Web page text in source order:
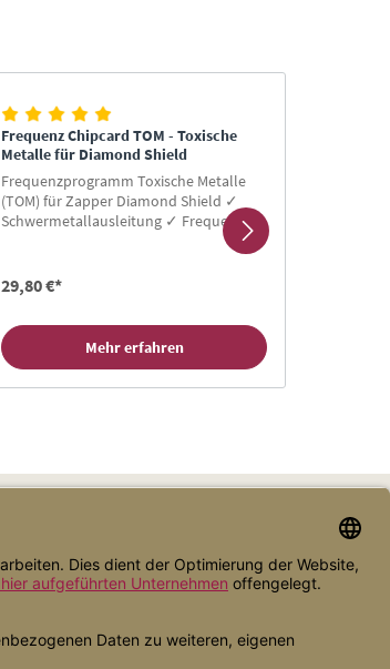
Frequenz Chipcard TOM - Toxische
Metalle für Diamond Shield
Frequenzprogramm Toxische Metalle
(TOM) für Zapper Diamond Shield ✓
Schwermetallausleitung ✓ Frequenzen
29,80 €*
Mehr erfahren